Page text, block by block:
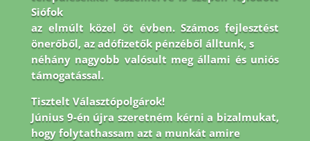
Siófok
az elmúlt közel öt évben. Számos fejlesztést
önerőből, az adófizetők pénzéből álltunk, s
néhány nagyobb valósult meg állami és uniós
támogatással.
Tisztelt Választópolgárok!
Június 9-én újra szeretném kérni a bizalmukat,
hogy folytathassam azt a munkát amire